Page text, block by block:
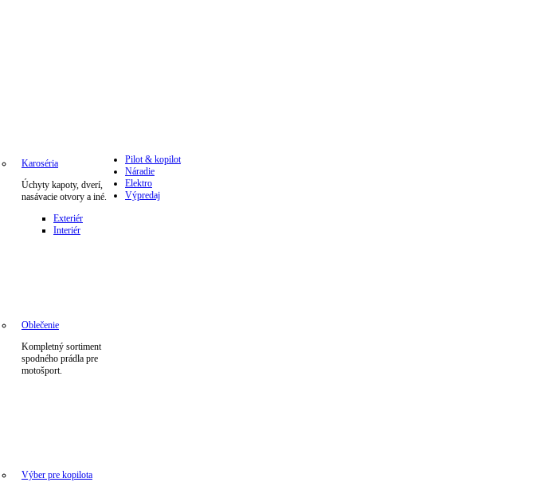
Karoséria
Úchyty kapoty, dverí,
nasávacie otvory a iné.
Exteriér
Interiér
Pilot & kopilot
Oblečenie
Kompletný sortiment
spodného prádla pre
motošport.
Výber pre kopilota
Náradie
Elektro
Výpredaj